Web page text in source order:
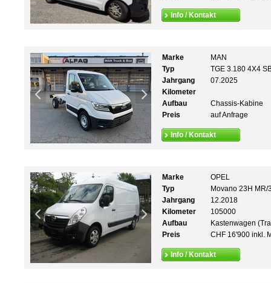
Info / Kontakt
Marke
MAN
Typ
TGE 3.180 4X4
Jahrgang
07.2025
Kilometer
Aufbau
Chassis-Kabine
Preis
auf Anfrage
Info / Kontakt
Marke
OPEL
Typ
Movano 23H MR/
Jahrgang
12.2018
Kilometer
105000
Aufbau
Kastenwagen
Preis
CHF 16'900 inkl.
Info / Kontakt